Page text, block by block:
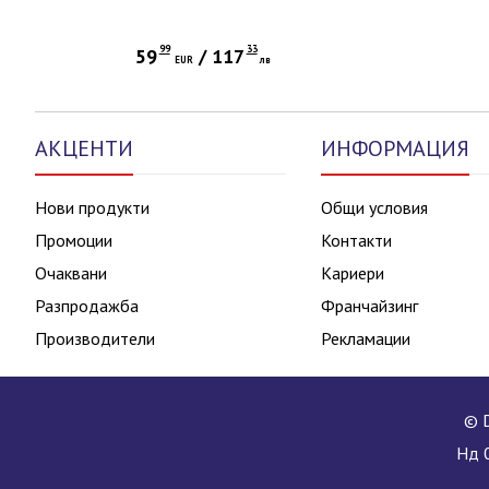
59 99
EUR/ 117 33
лв
АКЦЕНТИ
Нови продукти
Промоции
Очаквани
Разпродажба
Производители
ИНФОРМАЦИЯ
Общи условия
Контакти
Кариери
Франчайзинг
Рекламации
©
Нд